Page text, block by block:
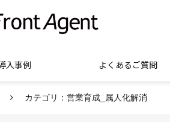
入事例 よくあるご質問
カテゴリ：営業育成_属人化解消